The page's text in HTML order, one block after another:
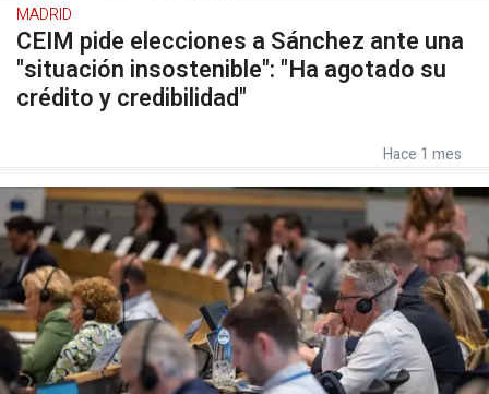
MADRID
CEIM pide elecciones a Sánchez ante una
"situación insostenible": "Ha agotado su
crédito y credibilidad"
Hace 1 mes